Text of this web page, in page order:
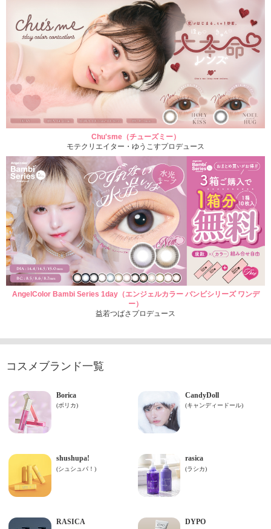
Chu'sme（チューズミー）
モテクリエイター・ゆうこすプロデュース
AngelColor Bambi Series 1day（エンジェルカラー バンビシリーズ ワンデ
ー）
益若つばさプロデュース
コスメブランド一覧